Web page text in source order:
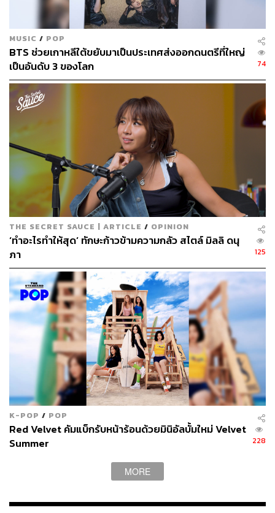
และรางวัลเพลงแห่งปีจากงาน KBS Gayo หลังจากนั้นพวก
เขาก็ยังคงคว้ารางวัลแดซังอย่างต่อเนื่อง และกลายเป็นวง
บอยแบนด์ที่ได้รับรางวัลแดซังจากงาน MAMA ติดต่อกันถึง 5
ปีซ้อน ตั้งแต่ปี 2013-2017
EXO ได้รับเลือกให้แสดงในพิธิปิดโอลิมปิกฤดูหนาวปี
2018
อีกหนึ่งผลงานของ EXO ที่เหล่า EXO-L ภาคภูมิใจเป็นอย่าง
มาก คือการที่พวกเขาได้รับเลือกเป็นตัวแทนศิลปินเกาหลีใต้
หนาวปี 2018 ซึ่งมีเกาหลีใต้เป็นเจ้าภาพ โดยการแสดงในครั้ง
MUSIC / POP
BTS ช่วยเกาหลีใต้ขยับมาเป็นประเทศส่งออกดนตรีที่ใหญ่
เป็นอันดับ 3 ของโลก
74
THE SECRET SAUCE | ARTICLE / OPINION
‘ทำอะไรทำให้สุด’ ทักษะก้าวข้ามความกลัว สไตล์ มิลลิ ดนุ
ภา
125
K-POP / POP
Red Velvet คัมแบ็กรับหน้าร้อนด้วยมินิอัลบั้มใหม่ Velvet
Summer
228
MORE